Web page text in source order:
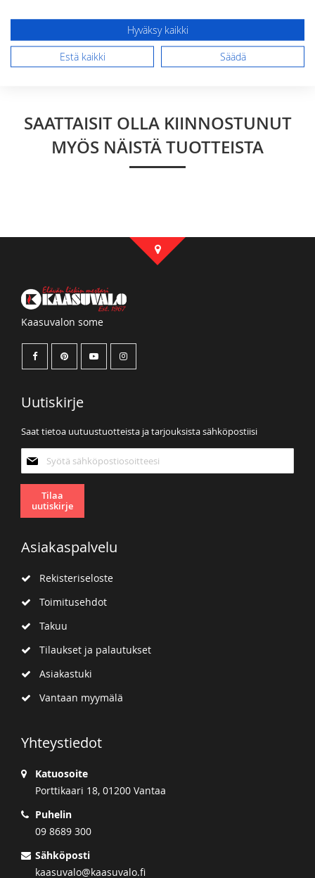
Lähetä arvostelu
SAATTAISIT OLLA KIINNOSTUNUT
MYÖS NÄISTÄ TUOTTEISTA
Kaasuvalon some
Uutiskirje
Saat tietoa uutuustuotteista ja tarjouksista sähköpostiisi
uutiskirjeemme:
Tilaa
uutiskirje
Asiakaspalvelu
Rekisteriseloste
Toimitusehdot
Takuu
Tilaukset ja palautukset
Asiakastuki
Vantaan myymälä
Yhteystiedot
Katuosoite
Porttikaari 18, 01200 Vantaa
Puhelin
09 8689 300
Sähköposti
kaasuvalo@kaasuvalo.fi
Hyväksy kaikki
Estä kaikki Säädä